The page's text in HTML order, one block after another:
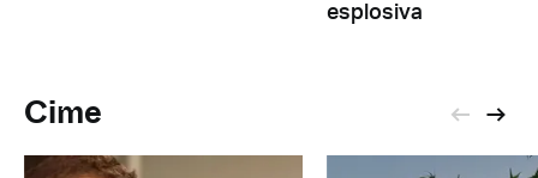
esplosiva
Cime